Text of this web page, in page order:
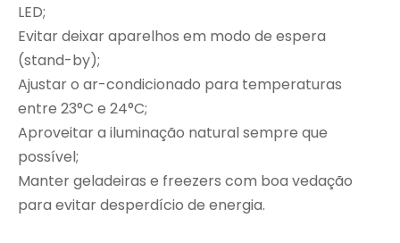
LED;
Evitar deixar aparelhos em modo de espera
(stand-by);
Ajustar o ar-condicionado para temperaturas
entre 23°C e 24°C;
Aproveitar a iluminação natural sempre que
possível;
Manter geladeiras e freezers com boa vedação
para evitar desperdício de energia.